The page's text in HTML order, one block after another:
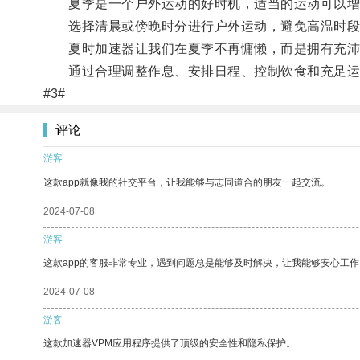
夏季是一个户外运动的好时机，适当的运动可以增
选择清晨或傍晚时分进行户外运动，避免高温时段
夏时加速器让我们在夏季不再慵懒，而是拥有充沛
通过合理调整作息、安排日程、控制饮食和充足运
#3#
评论
游客
这款app就像我的社交平台，让我能够与志同道合的朋友一起交流。
2024-07-08
游客
这款app的客服非常专业，遇到问题总是能够及时解决，让我能够安心工
2024-07-08
游客
这款加速器VPM应用程序提供了顶级的安全性和隐私保护。